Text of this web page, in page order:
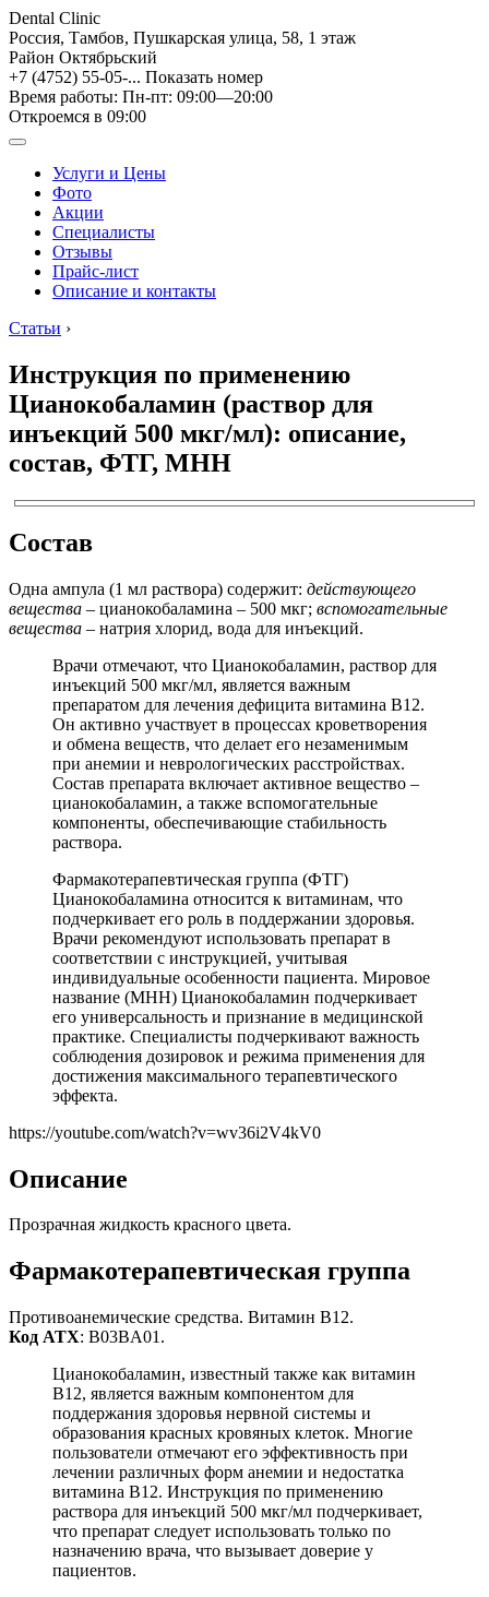
Dental Clinic
Россия, Тамбов, Пушкарская улица, 58, 1 этаж
Район Октябрьский
+7 (4752) 55-05-... Показать номер
Время работы: Пн-пт: 09:00—20:00
Откроемся в 09:00
Услуги и Цены
Фото
Акции
Специалисты
Отзывы
Прайс-лист
Описание и контакты
Статьи ›
Инструкция по применению
Цианокобаламин (раствор для
инъекций 500 мкг/мл): описание,
состав, ФТГ, МНН
Состав
Одна ампула (1 мл раствора) содержит: действующего
вещества – цианокобаламина – 500 мкг; вспомогательные
вещества – натрия хлорид, вода для инъекций.
Врачи отмечают, что Цианокобаламин, раствор для
инъекций 500 мкг/мл, является важным
препаратом для лечения дефицита витамина B12.
Он активно участвует в процессах кроветворения
и обмена веществ, что делает его незаменимым
при анемии и неврологических расстройствах.
Состав препарата включает активное вещество –
цианокобаламин, а также вспомогательные
компоненты, обеспечивающие стабильность
раствора.
Фармакотерапевтическая группа (ФТГ)
Цианокобаламина относится к витаминам, что
подчеркивает его роль в поддержании здоровья.
Врачи рекомендуют использовать препарат в
соответствии с инструкцией, учитывая
индивидуальные особенности пациента. Мировое
название (МНН) Цианокобаламин подчеркивает
его универсальность и признание в медицинской
практике. Специалисты подчеркивают важность
соблюдения дозировок и режима применения для
достижения максимального терапевтического
эффекта.
https://youtube.com/watch?v=wv36i2V4kV0
Описание
Прозрачная жидкость красного цвета.
Фармакотерапевтическая группа
Противоанемические средства. Витамин В12.
Код АТХ: B03BA01.
Цианокобаламин, известный также как витамин
B12, является важным компонентом для
поддержания здоровья нервной системы и
образования красных кровяных клеток. Многие
пользователи отмечают его эффективность при
лечении различных форм анемии и недостатка
витамина B12. Инструкция по применению
раствора для инъекций 500 мкг/мл подчеркивает,
что препарат следует использовать только по
назначению врача, что вызывает доверие у
пациентов.